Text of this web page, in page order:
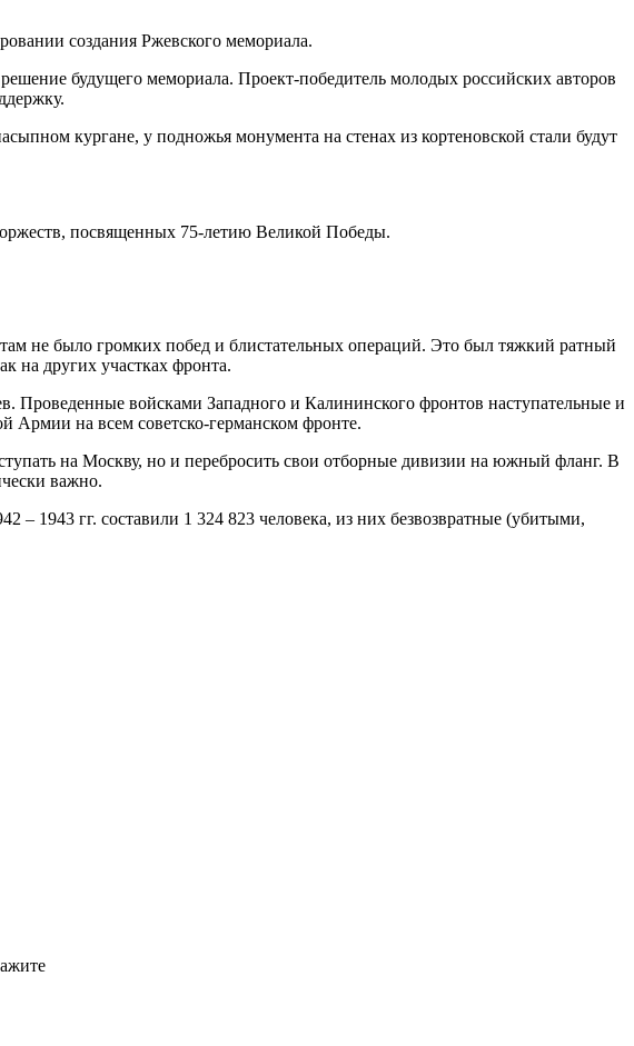
создания Ржевского мемориала.
будущего мемориала. Проект-победитель молодых российских авторов
кургане, у подножья монумента на стенах из кортеновской стали будут
посвященных 75-летию Великой Победы.
не было громких побед и блистательных операций. Это был тяжкий ратный
на других участках фронта.
Проведенные войсками Западного и Калининского фронтов наступательные и
Армии на всем советско-германском фронте.
на Москву, но и перебросить свои отборные дивизии на южный фланг. В
важно.
– 1943 гг. составили 1 324 823 человека, из них безвозвратные (убитыми,